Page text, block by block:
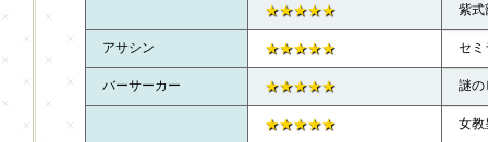
★★★★★ 紫式
アサシン ★★★★★ セミ
バーサーカー ★★★★★ 謎の
★★★★★ 女教